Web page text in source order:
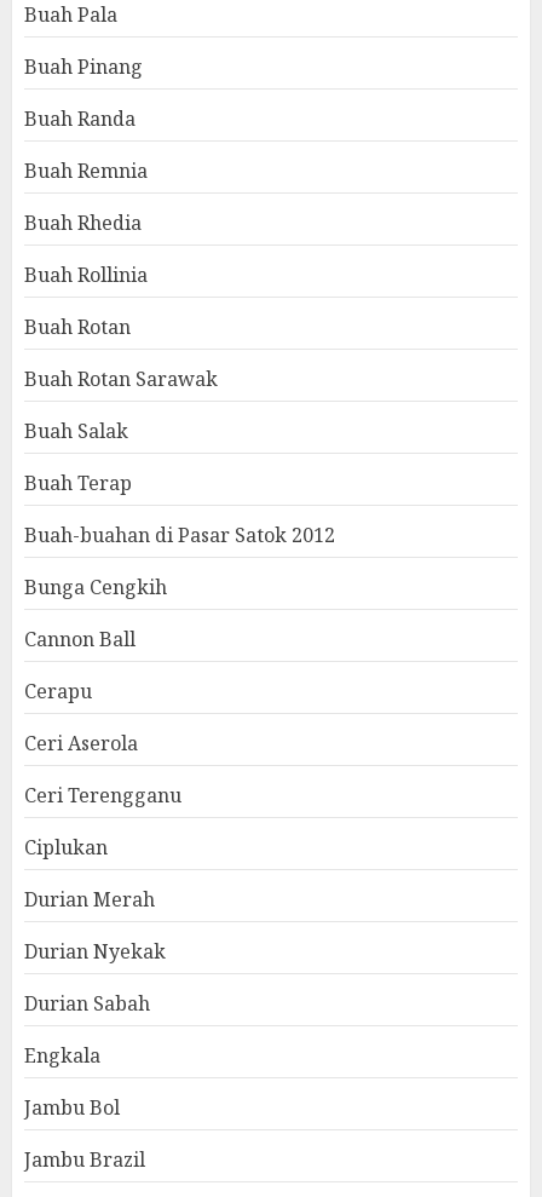
Buah Pala
Buah Pinang
Buah Randa
Buah Remnia
Buah Rhedia
Buah Rollinia
Buah Rotan
Buah Rotan Sarawak
Buah Salak
Buah Terap
Buah-buahan di Pasar Satok 2012
Bunga Cengkih
Cannon Ball
Cerapu
Ceri Aserola
Ceri Terengganu
Ciplukan
Durian Merah
Durian Nyekak
Durian Sabah
Engkala
Jambu Bol
Jambu Brazil